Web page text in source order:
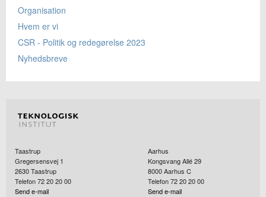
Organisation
Hvem er vi
CSR - Politik og redegørelse 2023
Nyhedsbreve
Taastrup
Gregersensvej 1
2630Taastrup
Telefon 72 20 20 00
Send e-mail
Aarhus
Kongsvang Allé 29
8000Aarhus C
Telefon 72 20 20 00
Send e-mail